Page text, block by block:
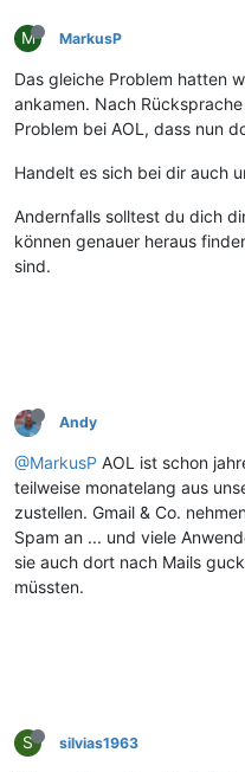
M MarkusP
Das gleiche Problem hatten
ankamen. Nach
Problem bei AOL, dass nun
Handelt es sich bei dir auch
Andernfalls solltest du dich
können genauer heraus
sind.
Andy
@MarkusP AOL ist schon
teilweise monatelang aus
zustellen. Gmail & Co.
Spam an ... und viele
sie auch dort nach Mails
müssten.
S silvias1963